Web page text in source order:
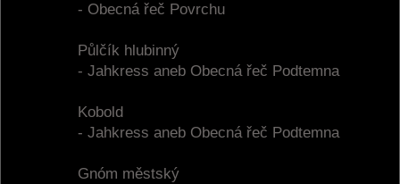
- Obecná řeč Povrchu
Půlčík hlubinný
- Jahkress aneb Obecná řeč Podtemna
Kobold
- Jahkress aneb Obecná řeč Podtemna
Gnóm městský